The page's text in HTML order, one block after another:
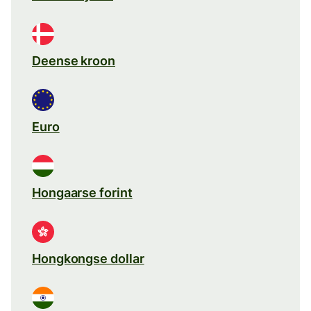
Deense kroon
Euro
Hongaarse forint
Hongkongse dollar